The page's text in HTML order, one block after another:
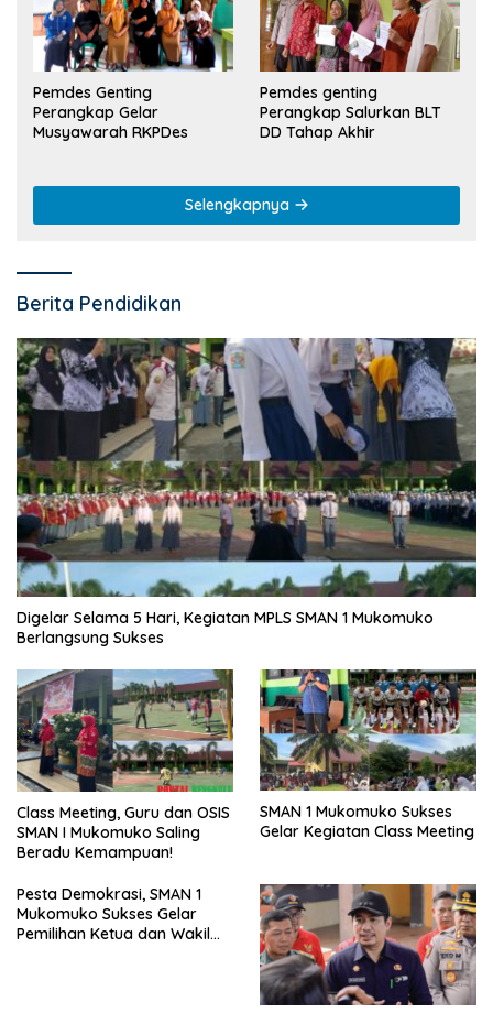
Pemdes Genting
Perangkap Gelar
Musyawarah RKPDes
Pemdes genting
Perangkap Salurkan BLT
DD Tahap Akhir
Selengkapnya
Berita Pendidikan
Digelar Selama 5 Hari, Kegiatan MPLS SMAN 1 Mukomuko
Berlangsung Sukses
Class Meeting, Guru dan OSIS
SMAN I Mukomuko Saling
Beradu Kemampuan!
SMAN 1 Mukomuko Sukses
Gelar Kegiatan Class Meeting
Pesta Demokrasi, SMAN 1
Mukomuko Sukses Gelar
Pemilihan Ketua dan Wakil